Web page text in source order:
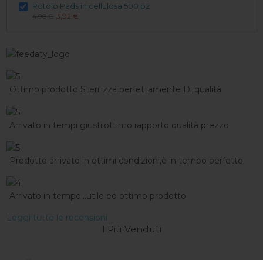
Rotolo Pads in cellulosa 500 pz
3,92 €
Ottimo prodotto Sterilizza perfettamente Di qualità
Arrivato in tempi giusti.ottimo rapporto qualità prezzo
Prodotto arrivato in ottimi condizioni,è in tempo perfetto.
Arrivato in tempo...utile ed ottimo prodotto
Leggi tutte le recensioni
I Più Venduti